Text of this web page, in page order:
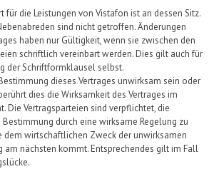
für die Leistungen von Vistafon ist an dessen Sitz.
sind nicht getroffen. Änderungen
haben nur Gültigkeit, wenn sie zwischen den
schriftlich vereinbart werden. Dies gilt auch für
der Schriftformklausel selbst.
dieses Vertrages unwirksam sein oder
dies die Wirksamkeit des Vertrages im
Die Vertragsparteien sind verpflichtet, die
durch eine wirksame Regelung zu
dem wirtschaftlichen Zweck der unwirksamen
am nächsten kommt. Entsprechendes gilt im Fall